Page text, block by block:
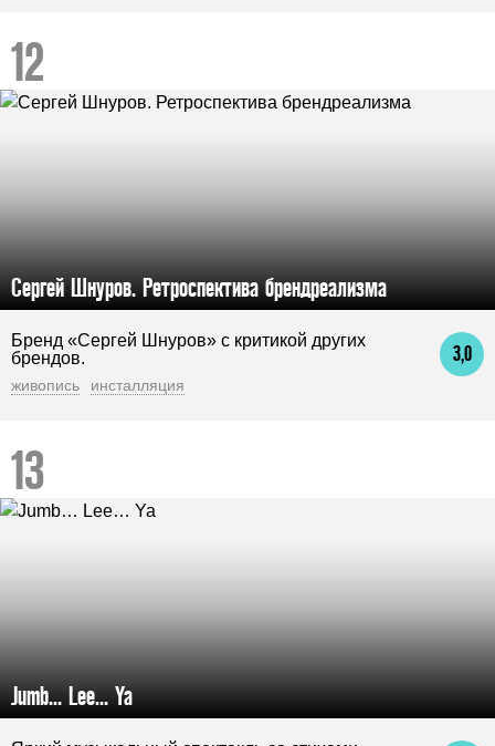
Сергей Шнуров. Ретроспектива брендреализма
3,0
Бренд «Сергей Шнуров» с критикой других
брендов.
живопись инсталляция
Jumb… Lee… Ya